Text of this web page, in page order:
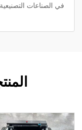
الصناعات التصنيعية